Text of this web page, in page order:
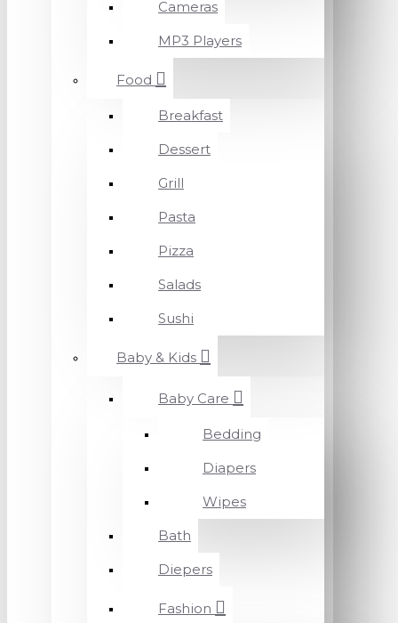
Cameras
MP3 Players
Food
Breakfast
Dessert
Grill
Pasta
Pizza
Salads
Sushi
Baby & Kids
Baby Care
Bedding
Diapers
Wipes
Bath
Diepers
Fashion